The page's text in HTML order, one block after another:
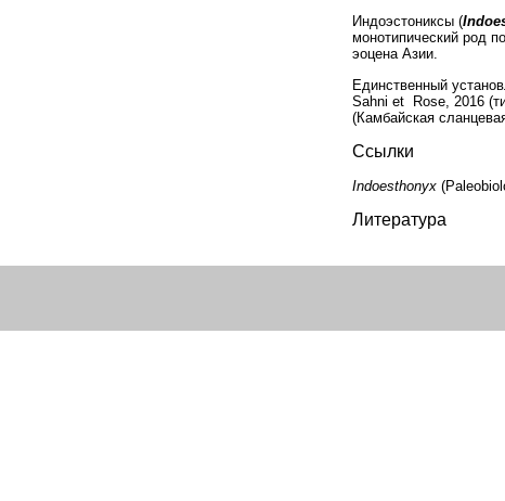
Индоэстониксы (
монотипический род
эоцена Азии.
Единственный
Sahni et Rose, 2016
(Камбайская
Ссылки
Indoesthonyx
Литература